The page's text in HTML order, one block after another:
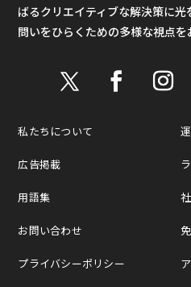
ばるクリエイティブな解決策に
問いをひらくための多様な視点を
私たちについて
広告掲載
用語集
お問い合わせ
プライバシーポリシー